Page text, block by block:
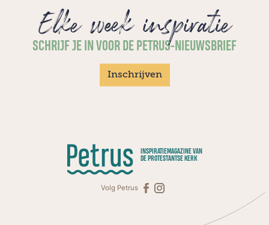
Elke week inspiratie
SCHRIJF JE IN VOOR DE PETRUS-NIEUWSBRIEF
Inschrijven
INSPIRATIEMAGAZINE VAN
DE PROTESTANTSE KERK
Volg Petrus